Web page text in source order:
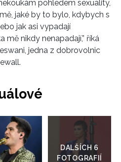
pohledem sexuality,
jaké by to bylo, kdybych s
jak asi vypadají
mě nikdy nenapadají,” říká
jedna z dobrovolnic
Přejít
do
galerie